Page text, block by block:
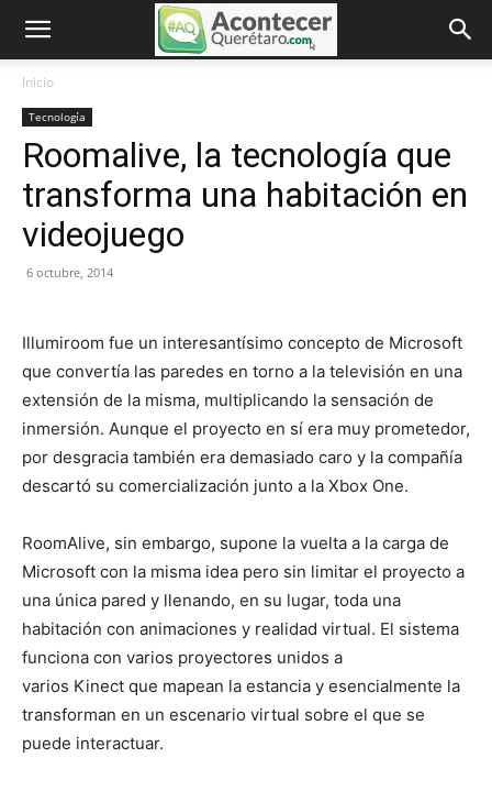
Inicio
Tecnología
Roomalive, la tecnología que
transforma una habitación en
videojuego
6 octubre, 2014
Illumiroom fue un interesantísimo concepto de Microsoft
que convertía las paredes en torno a la televisión en una
extensión de la misma, multiplicando la sensación de
inmersión. Aunque el proyecto en sí era muy prometedor,
por desgracia también era demasiado caro y la compañía
descartó su comercialización junto a la Xbox One.
RoomAlive, sin embargo, supone la vuelta a la carga de
Microsoft con la misma idea pero sin limitar el proyecto a
una única pared y llenando, en su lugar, toda una
habitación con animaciones y realidad virtual. El sistema
funciona con varios proyectores unidos a
varios Kinect que mapean la estancia y esencialmente la
transforman en un escenario virtual sobre el que se
puede interactuar.